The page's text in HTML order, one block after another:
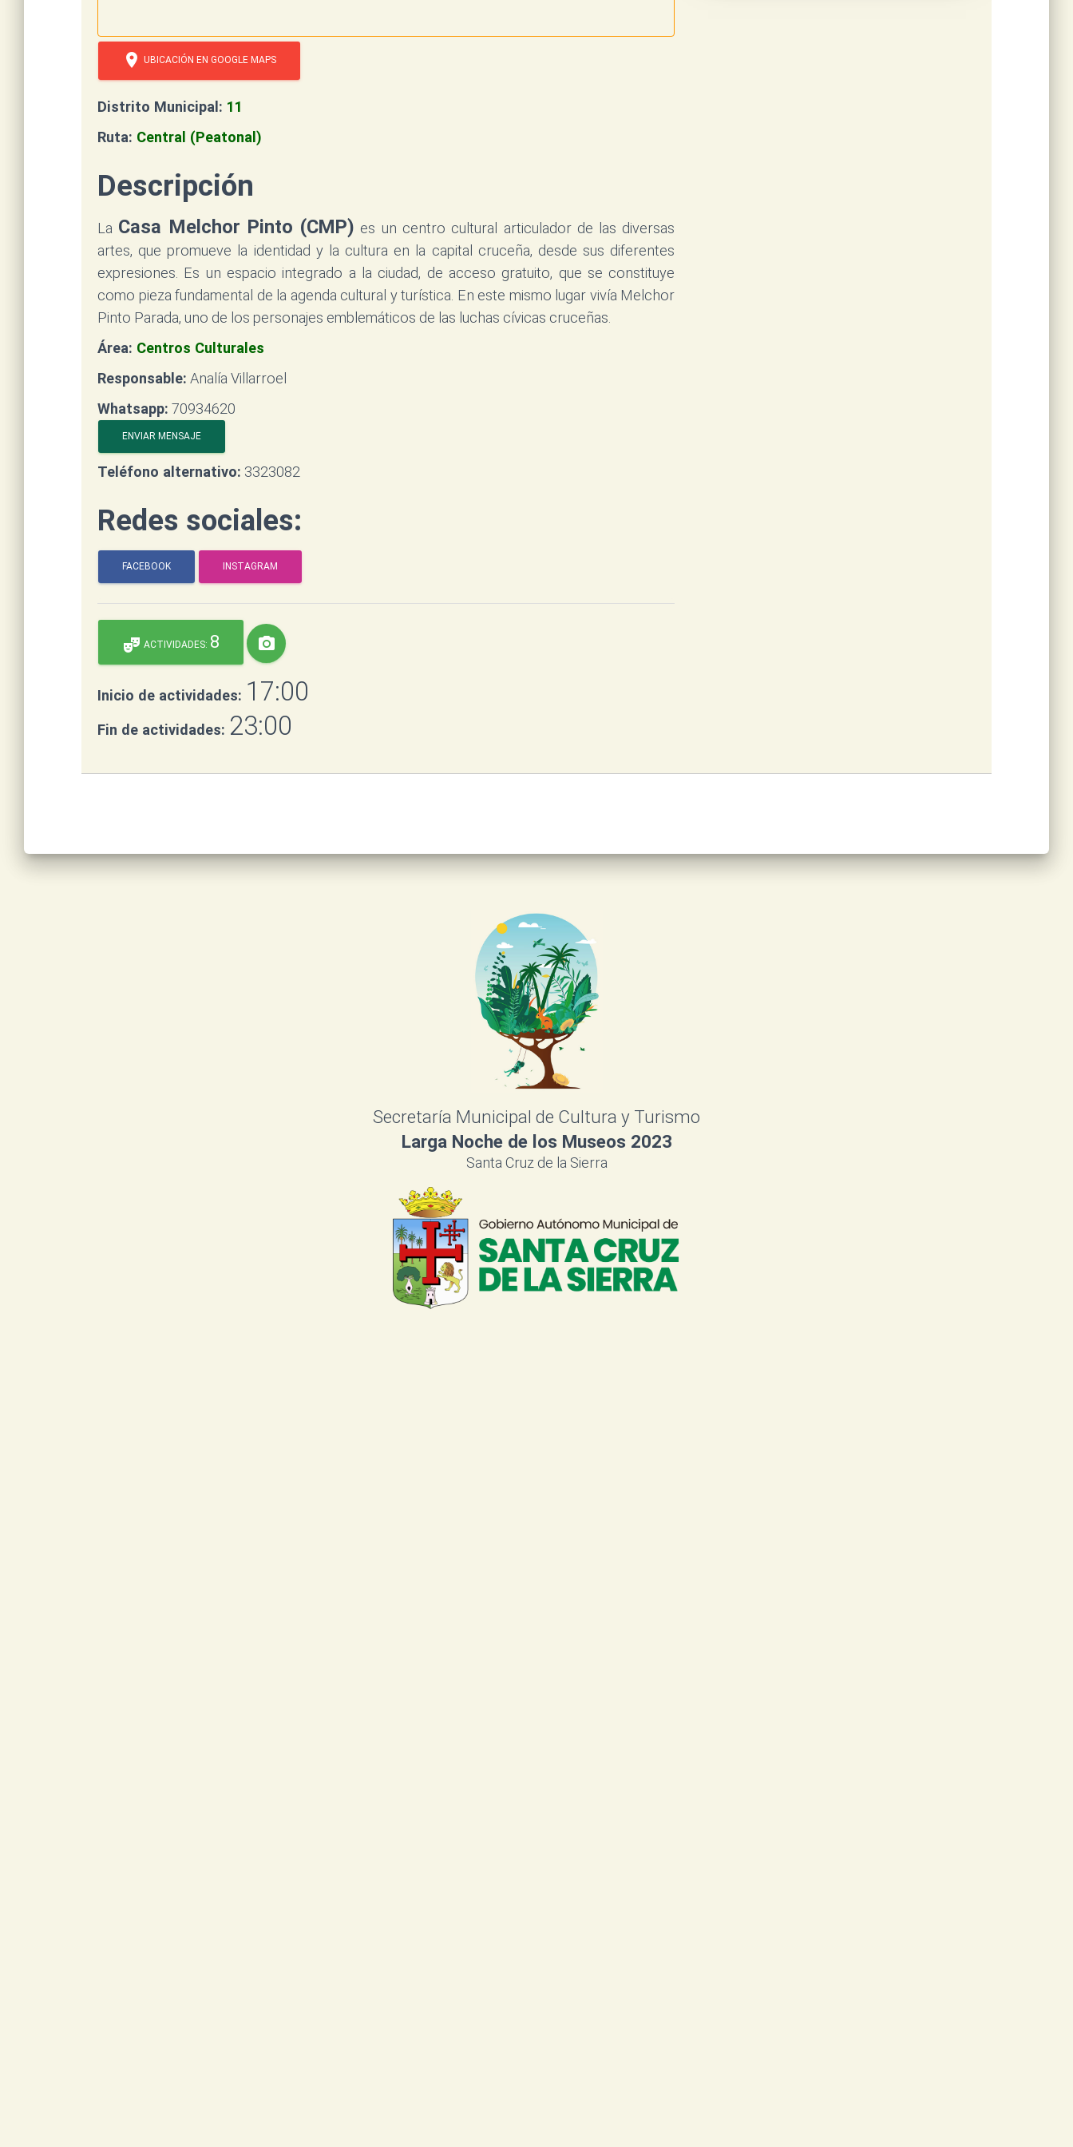
location_on UBICACIÓN EN GOOGLE MAPS
Distrito Municipal: 11
Ruta: Central (Peatonal)
Descripción
La Casa Melchor Pinto (CMP) es un centro cultural articulador de las diversas
artes, que promueve la identidad y la cultura en la capital cruceña, desde sus diferentes
expresiones. Es un espacio integrado a la ciudad, de acceso gratuito, que se constituye
como pieza fundamental de la agenda cultural y turística. En este mismo lugar vivía Melchor
Pinto Parada, uno de los personajes emblemáticos de las luchas cívicas cruceñas.
Área: Centros Culturales
Responsable: Analía Villarroel
Whatsapp: 70934620
ENVIAR MENSAJE
Teléfono alternativo: 3323082
Redes sociales:
FACEBOOK INSTAGRAM
theater_comedy ACTIVIDADES: 8 photo_camera
Inicio de actividades: 17:00
Fin de actividades: 23:00
Secretaría Municipal de Cultura y Turismo
Larga Noche de los Museos 2023
Santa Cruz de la Sierra